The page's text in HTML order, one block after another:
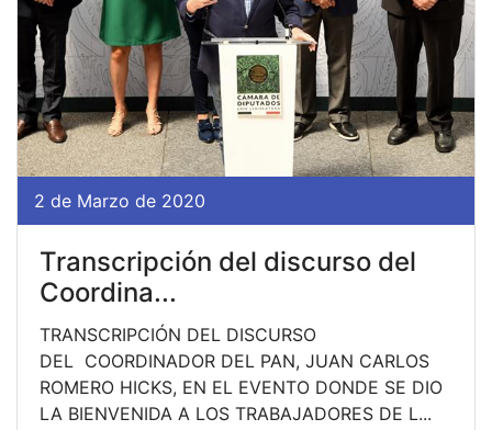
2 de Marzo de 2020
Transcripción del discurso del
Coordina...
TRANSCRIPCIÓN DEL DISCURSO
DEL COORDINADOR DEL PAN, JUAN CARLOS
ROMERO HICKS, EN EL EVENTO DONDE SE DIO
LA BIENVENIDA A LOS TRABAJADORES DE L...